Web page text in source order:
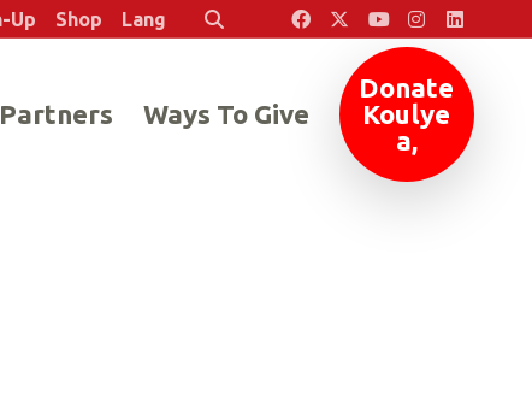
Ways To Give
Donate
Koulye
a,
Up Shop Lang Rechèch